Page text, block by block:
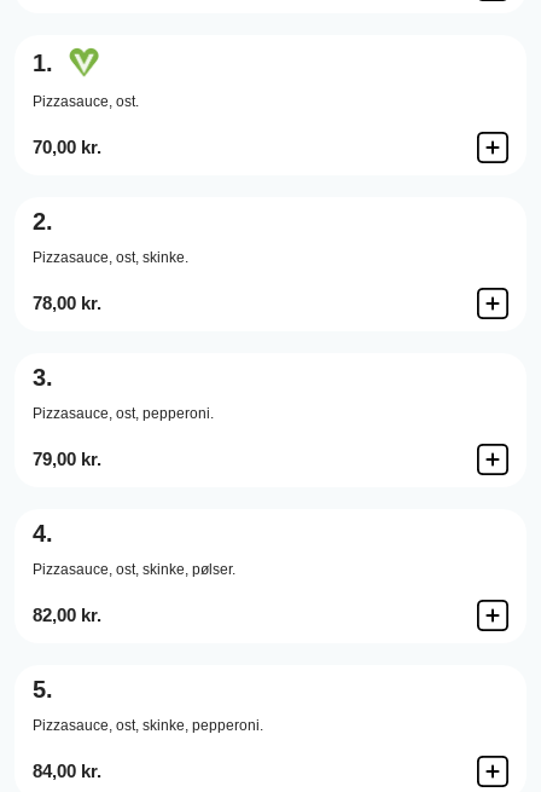
1.
Pizzasauce, ost.
70,00 kr.
2.
Pizzasauce, ost, skinke.
78,00 kr.
3.
Pizzasauce, ost, pepperoni.
79,00 kr.
4.
Pizzasauce, ost, skinke, pølser.
82,00 kr.
5.
Pizzasauce, ost, skinke, pepperoni.
84,00 kr.